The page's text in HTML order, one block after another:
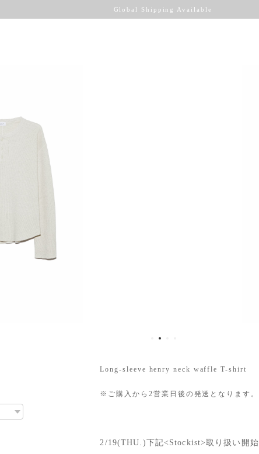
Global Shipping Available
Long-sleeve henry neck waffle T-shirt
※ご購入から2営業日後の発送となります。
2/19(THU.)下記<Stockist>取り扱い開始